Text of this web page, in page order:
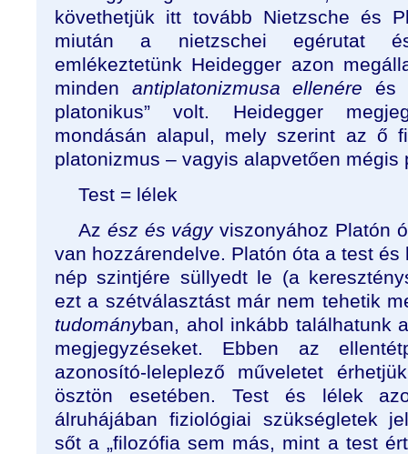
követhetjük itt tovább Nietzsche és
miután a nietzschei egérutat
emlékeztetünk Heidegger azon
minden antiplatonizmusa ellenére és
platonikus” volt. Heidegger
mondásán alapul, mely szerint az ő
platonizmus – vagyis alapvetően mégis
Test = lélek
Az ész és vágyviszonyához Platón
van hozzárendelve. Platón óta a test
nép szintjére süllyedt le (a
ezt a szétválasztást már nem tehetik
tudományban, ahol inkább találhatunk
megjegyzéseket. Ebben az
azonosító-leleplező műveletet
ösztön esetében. Test és lélek
álruhájában fiziológiai szükségletek
sőt a „filozófia sem más, mint a test